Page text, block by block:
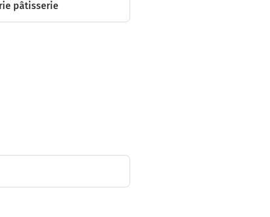
pâtisserie